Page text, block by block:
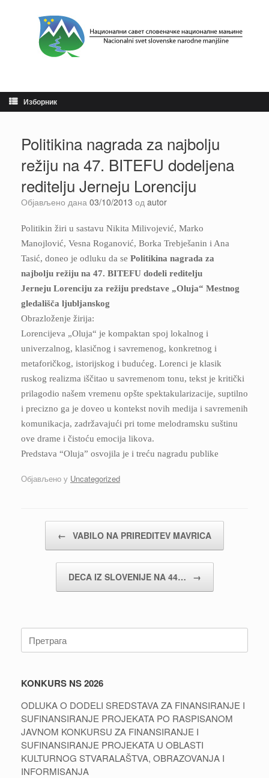
Изборник
Politikina nagrada za najbolju
režiju na 47. BITEFU dodeljena
reditelju Jerneju Lorenciju
Објављено дана 03/10/2013 од autor
Politikin žiri u sastavu Nikita Milivojević, Marko
Manojlović, Vesna Roganović, Borka Trebješanin i Ana
Tasić, doneo je odluku da se Politikina nagrada za
najbolju režiju na 47. BITEFU dodeli reditelju
Jerneju Lorenciju za režiju predstave „Oluja“ Mestnog
gledališča ljubljanskog
Obrazloženje žirija:
Lorencijeva „Oluja“ je kompaktan spoj lokalnog i
univerzalnog, klasičnog i savremenog, konkretnog i
metaforičkog, istorijskog i budućeg. Lorenci je klasik
ruskog realizma iščitao u savremenom tonu, tekst je kritički
prilagodio našem vremenu opšte spektakularizacije, suptilno
i precizno ga je doveo u kontekst novih medija i savremenih
komunikacja, zadržavajući pri tome melodramsku suštinu
ove drame i čistoću emocija likova.
Predstava “Oluja” osvojila je i treću nagradu publike
Објављено у Uncategorized
← VABILO NA PRIREDITEV MAVRICA
DECA IZ SLOVENIJE NA 44… →
Претрага:
KONKURS NS 2026
ODLUKA O DODELI SREDSTAVA ZA FINANSIRANJE I
SUFINANSIRANJE PROJEKATA PO RASPISANOM
JAVNOM KONKURSU ZA FINANSIRANJE I
SUFINANSIRANJE PROJEKATA U OBLASTI
KULTURNOG STVARALAŠTVA, OBRAZOVANJA I
INFORMISANJA